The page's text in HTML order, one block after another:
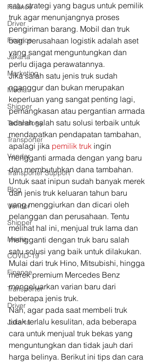
Finance
Driver
Finance
Jakarta
Marketing
Media
Shipper
Technology
Transporter
Vendor
Transporter Support
Blog
Vendor
Shipper
Media
COVID-19
Finance
Transporter
Driver
Jakarta
satu strategi yang bagus untuk pemilik
truk agar menunjangnya proses
pengiriman barang. Mobil dan truk
bagi perusahaan logistik adalah aset
yang sangat menguntungkan dan
perlu dijaga perawatannya.
Jika salah satu jenis truk sudah
nganggur dan bukan merupakan
keperluan yang sangat penting lagi,
pemangkasan atau pergantian armada
adalah salah satu solusi terbaik untuk
mendapatkan pendapatan tambahan,
apalagi jika pemilik truk ingin
mengganti armada dengan yang baru
dan membutuhkan dana tambahan.
Untuk saat inipun sudah banyak merek
dan jenis truk keluaran tahun baru
yang menggiurkan dan dicari oleh
pelanggan dan perusahaan. Tentu
melihat hal ini, menjual truk lama dan
mengganti dengan truk baru salah
satu solusi yang baik untuk dilakukan.
Mulai dari truk Hino, Mitsubishi, hingga
merek premium Mercedes Benz
mengeluarkan varian baru dari
beberapa jenis truk.
Nah, agar pada saat membeli truk
tidak terlalu kesulitan, ada beberapa
cara untuk menjual truk bekas yang
menguntungkan dan tidak jauh dari
harga belinya. Berikut ini tips dan cara